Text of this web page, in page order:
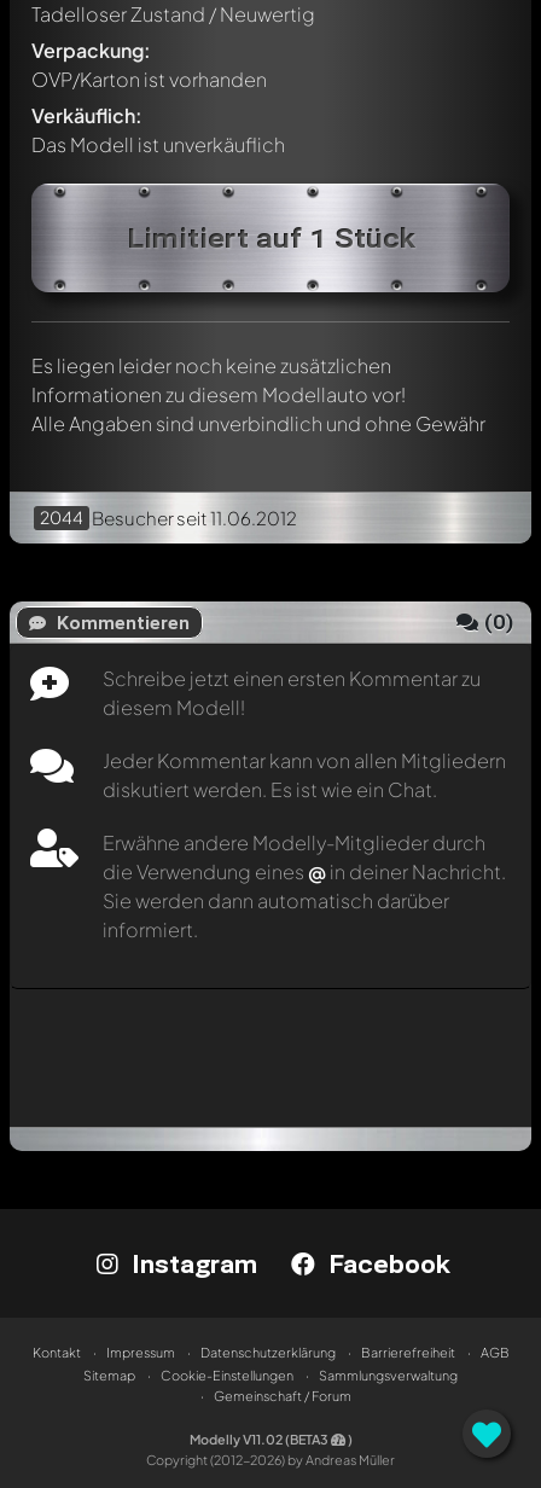
Tadelloser Zustand / Neuwertig
Verpackung:
OVP/Karton ist vorhanden
Verkäuflich:
Das Modell ist unverkäuflich
Limitiert auf 1 Stück
Es liegen leider noch keine zusätzlichen
Informationen zu diesem Modellauto vor!
Alle Angaben sind unverbindlich und ohne Gewähr
2044 Besucherseit 11.06.2012
Kommentieren (0)
Schreibe jetzt einen ersten Kommentar zu
diesem Modell!
Jeder Kommentar kann von allen Mitgliedern
diskutiert werden. Es ist wie ein Chat.
Erwähne andere Modelly-Mitglieder durch
die Verwendung eines @in deiner Nachricht.
Sie werden dann automatisch darüber
informiert.
Schreibe jetzt einen ersten Kommentar zu diesem Modell!
werden. Es ist wie ein Chat.
Verwendung eines@in deiner Nachricht. Sie werden dann
automatisch darüber informiert.
Instagram Facebook
Kontakt Impressum Datenschutzerklärung Barrierefreiheit
AGB
Sitemap
Cookie-Einstellungen
Sammlungsverwaltung
Gemeinschaft / Forum
Modelly V11.02 (BETA3
)
Copyright (2012-2026) by Andreas Müller